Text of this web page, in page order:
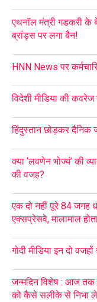
एथनॉल मंत्री गडकरी के
ब्रांड्स पर लगा बैन!
HNN News पर
विदेशी मीडिया की कवरेज
हिंदुस्तान छोड़कर दैनिक
क्या ‘लवणेन भोज्यं’ की
की वजह?
एक दो नहीं पूरे 84 जगह
एक्सप्रेसवे, मालामाल
गोदी मीडिया इन दो
जन्मदिन विशेष : आज तक
को कैसे सलीके से निभा